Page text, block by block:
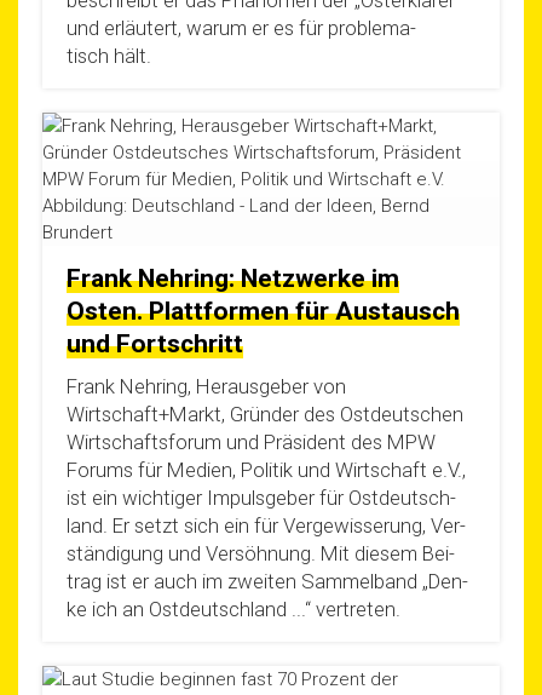
und erläu­tert, war­um er es für pro­ble­ma­
tisch hält.
Frank Nehring: Netzwerke im
Osten. Plattformen für Austausch
und Fortschritt
Frank Neh­ring, Her­aus­ge­ber von
Wirtschaft+Markt, Grün­der des Ost­deut­schen
Wirt­schafts­fo­rum und Prä­si­dent des MPW
Forums für Medi­en, Poli­tik und Wirt­schaft e.V.,
ist ein wich­ti­ger Impuls­ge­ber für Ost­deutsch­
land. Er setzt sich ein für Ver­ge­wis­se­rung, Ver­
stän­di­gung und Ver­söh­nung. Mit die­sem Bei­
trag ist er auch im zwei­ten Sam­mel­band „Den­
ke ich an Ost­deutsch­land ...“ vertreten.